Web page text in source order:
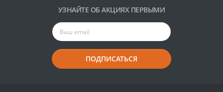
УЗНАЙТЕ ОБ АКЦИЯХ ПЕРВЫМИ
ПОДПИСАТЬСЯ